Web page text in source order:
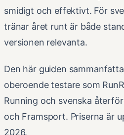
smidigt och effektivt. För
tränar året runt är både
versionen relevanta.
Den här guiden
oberoende testare som
Running och svenska
och Framsport. Priserna är
2026.